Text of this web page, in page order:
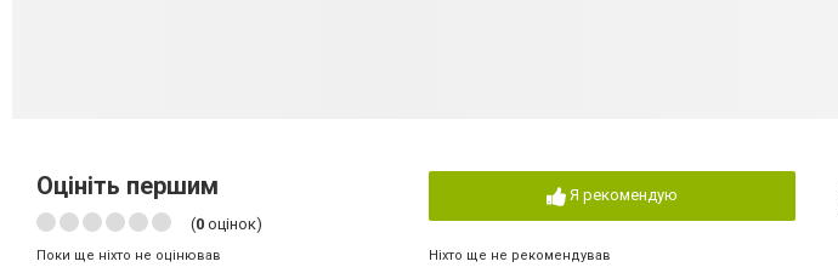
Оцініть першим
(0 оцінок)
Поки ще ніхто не оцінював
Я рекомендую
Ніхто ще не рекомендував